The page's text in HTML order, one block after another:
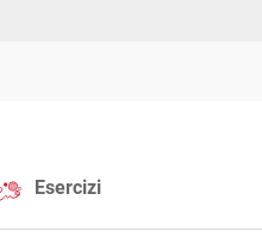
Esercizi